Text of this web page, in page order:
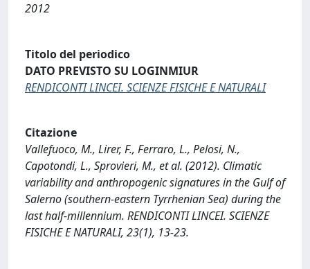
2012
Titolo del periodico
DATO PREVISTO SU LOGINMIUR
RENDICONTI LINCEI. SCIENZE FISICHE E NATURALI
Citazione
Vallefuoco, M., Lirer, F., Ferraro, L., Pelosi, N.,
Capotondi, L., Sprovieri, M., et al. (2012). Climatic
variability and anthropogenic signatures in the Gulf of
Salerno (southern-eastern Tyrrhenian Sea) during the
last half-millennium. RENDICONTI LINCEI. SCIENZE
FISICHE E NATURALI, 23(1), 13-23.